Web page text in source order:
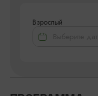
Взрослый